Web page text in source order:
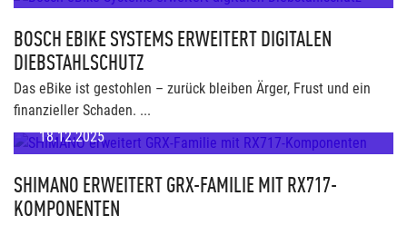
BOSCH EBIKE SYSTEMS ERWEITERT DIGITALEN
DIEBSTAHLSCHUTZ
Das eBike ist gestohlen – zurück bleiben Ärger, Frust und ein
finanzieller Schaden. ...
18.12.2025
SHIMANO ERWEITERT GRX-FAMILIE MIT RX717-
KOMPONENTEN